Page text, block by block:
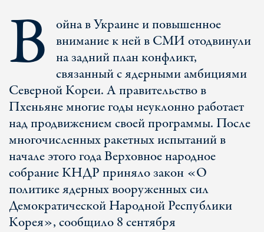
В ойна в Украине и повышенное
внимание к ней в СМИ отодвинули
на задний план конфликт,
связанный с ядерными амбициями
Северной Кореи. А правительство в
Пхеньяне многие годы неуклонно работает
над продвижением своей программы. После
многочисленных ракетных испытаний в
начале этого года Верховное народное
собрание КНДР приняло закон «О
политике ядерных вооруженных сил
Демократической Народной Республики
Корея», сообщило 8 сентября